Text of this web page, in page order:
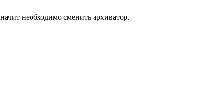
необходимо сменить архиватор.